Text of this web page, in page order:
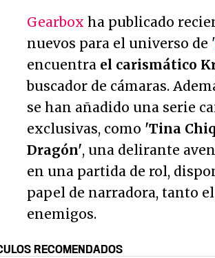
Gearbox ha publicado
nuevos para el universo de '
encuentra el carismático
buscador de cámaras.
se han añadido una serie
exclusivas, como 'Tina
Dragón', una delirante
en una partida de rol,
papel de narradora, tanto
enemigos.
RECOMENDADOS